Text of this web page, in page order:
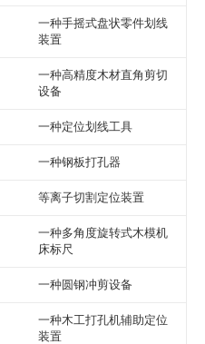
一种手摇式盘状零件划线
装置
一种高精度木材直角剪切
设备
一种定位划线工具
一种钢板打孔器
等离子切割定位装置
一种多角度旋转式木模机
床标尺
一种圆钢冲剪设备
一种木工打孔机辅助定位
装置